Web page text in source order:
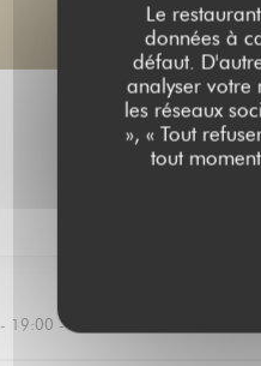
Le
données à
défaut.
analyser votre
les réseaux
», « Tout
tout
- 19:00 - Couverts 10